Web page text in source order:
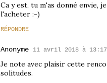
Ca y est, tu m'as donné envie,
l'acheter :-)
RÉPONDRE
Anonyme 11 avril 2018 à 13:17
Je note avec plaisir cette
solitudes.